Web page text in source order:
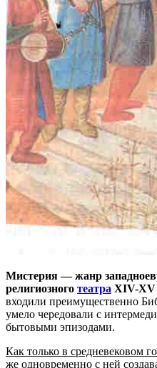
Мистерия — жанр
религиозного театра XIV-XV
входили преимущественно
умело чередовали с
бытовыми эпизодами.
Как только в средневековом
же одновременно с ней